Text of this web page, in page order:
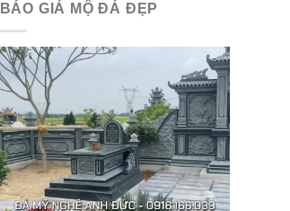
BÁO GIÁ MỘ ĐÁ ĐẸP